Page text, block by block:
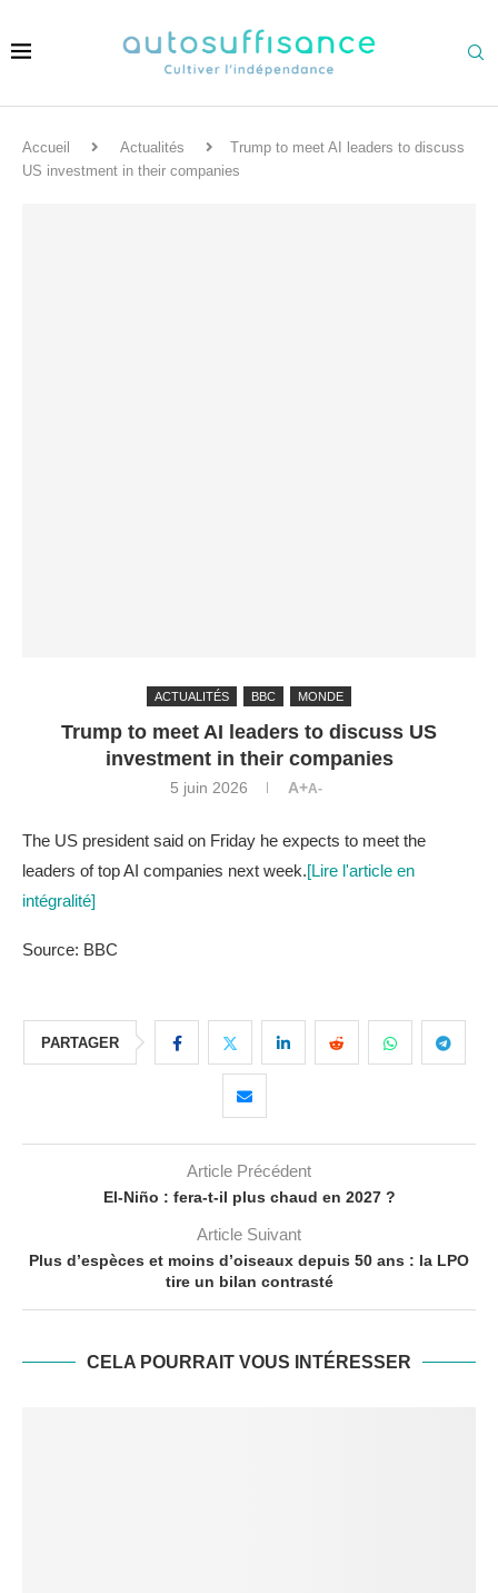
Accueil Actualités
Trump to meet AI leaders to discuss
US investment in their companies
ACTUALITÉS BBC MONDE
Trump to meet AI leaders to discuss US
investment in their companies
5 juin 2026 A+A-
The US president said on Friday he expects to meet the
leaders of top AI companies next week.[Lire l'article en
intégralité]
Source: BBC
PARTAGER
Article Précédent
El-Niño : fera-t-il plus chaud en 2027 ?
Article Suivant
Plus d’espèces et moins d’oiseaux depuis 50 ans : la LPO
tire un bilan contrasté
CELA POURRAIT VOUS INTÉRESSER